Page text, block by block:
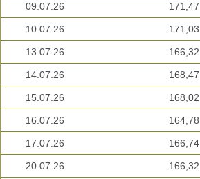
09.07.26 171,47
10.07.26 171,03
13.07.26 166,32
14.07.26 168,47
15.07.26 168,02
16.07.26 164,78
17.07.26 166,74
20.07.26 166,32